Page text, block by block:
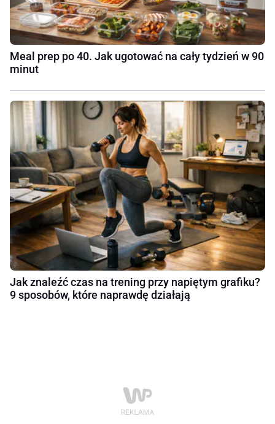
Meal prep po 40. Jak ugotować na cały tydzień w 90
minut
Jak znaleźć czas na trening przy napiętym grafiku?
9 sposobów, które naprawdę działają